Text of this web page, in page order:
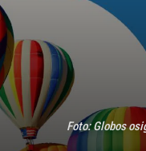
Foto:Globos